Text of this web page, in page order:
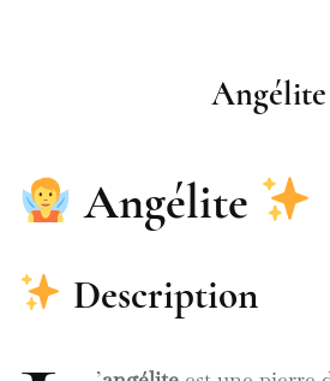
Angélite
Angélite
Description